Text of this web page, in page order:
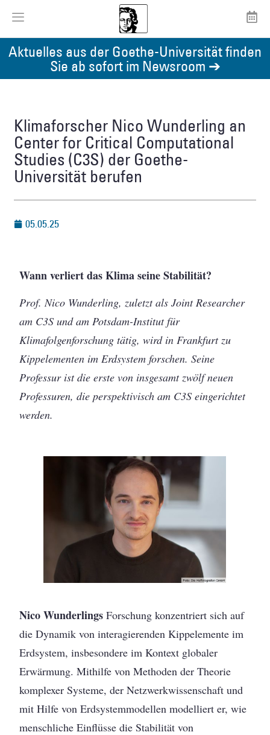
Aktuelles aus der Goethe-Universität finden
Sie ab sofort im Newsroom ➔
Klimaforscher Nico Wunderling an
Center for Critical Computational
Studies (C3S) der Goethe-
Universität berufen
05.05.25
Wann verliert das Klima seine Stabilität?
Prof. Nico Wunderling, zuletzt als Joint Researcher
am C3S und am Potsdam-Institut für
Klimafolgenforschung tätig, wird in Frankfurt zu
Kippelementen im Erdsystem forschen. Seine
Professur ist die erste von insgesamt zwölf neuen
Professuren, die perspektivisch am C3S eingerichtet
werden.
Nico Wunderlings Forschung konzentriert sich auf
die Dynamik von interagierenden Kippelemente im
Erdsystem, insbesondere im Kontext globaler
Erwärmung. Mithilfe von Methoden der Theorie
komplexer Systeme, der Netzwerkwissenschaft und
mit Hilfe von Erdsystemmodellen modelliert er, wie
menschliche Einflüsse die Stabilität von